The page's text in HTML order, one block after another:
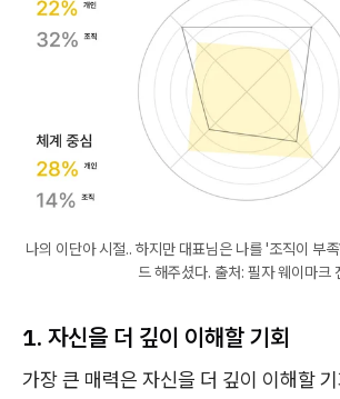
나의 이단아 시절.. 하지만 대표님은 나를 '조직이 부
드 해주셨다. 출처: 필자 웨이마크
1. 자신을 더 깊이 이해할 기회
가장 큰 매력은 자신을 더 깊이 이해할